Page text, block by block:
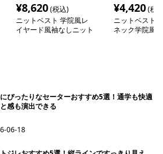
¥8,620(税込)
ニットベスト 学院風レ
イヤード風袖なしニット
¥4,420(税
ニットベスト
ネック学院風
ぴったりなセーターおすすめ5選！通学も快適
感も演出できる
06-18